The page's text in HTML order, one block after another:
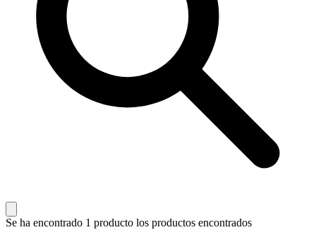
Se ha encontrado 1 producto los productos encontrados